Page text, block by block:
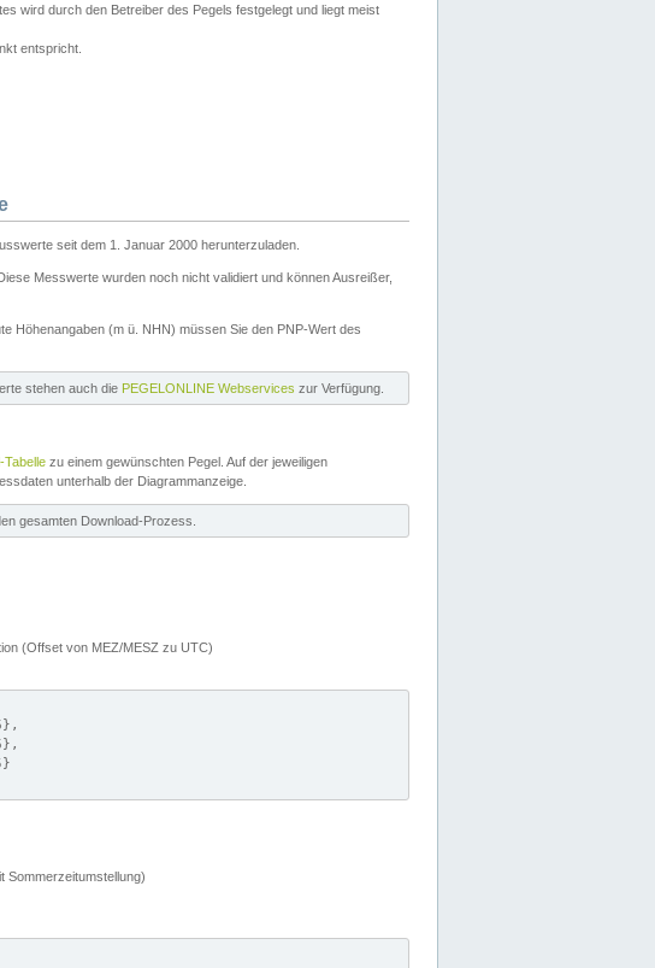
wird durch den Betreiber des Pegels festgelegt und liegt meist
entspricht.
seit dem 1. Januar 2000 herunterzuladen.
Diese Messwerte wurden noch nicht validiert und können Ausreißer,
Höhenangaben (m ü. NHN) müssen Sie den PNP-Wert des
stehen auch die PEGELONLINE Webservices zur Verfügung.
Tabelle zu einem gewünschten Pegel. Auf der jeweiligen
unterhalb der Diagrammanzeige.
gesamten Download-Prozess.
(Offset von MEZ/MESZ zu UTC)
Sommerzeitumstellung)